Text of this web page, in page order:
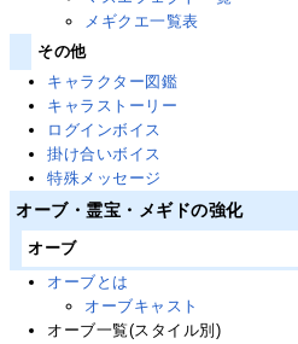
メギクエ一覧表
その他
キャラクター図鑑
キャラストーリー
ログインボイス
掛け合いボイス
特殊メッセージ
オーブ・霊宝・メギドの強化
オーブ
オーブとは
オーブキャスト
オーブ一覧(スタイル別)